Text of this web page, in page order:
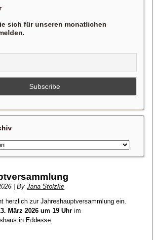
sich für unseren monatlichen
|By Jana Stolzke
herzlich zur Jahreshauptversammlung ein.
März 2026 um 19 Uhr im
in Eddesse.